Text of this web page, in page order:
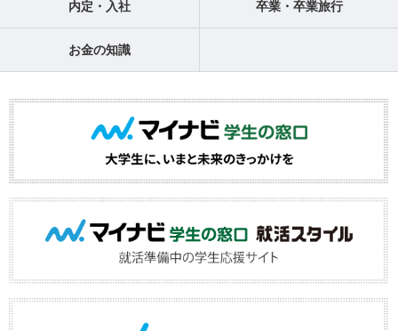
内定・入社 卒業・卒業旅行
お金の知識